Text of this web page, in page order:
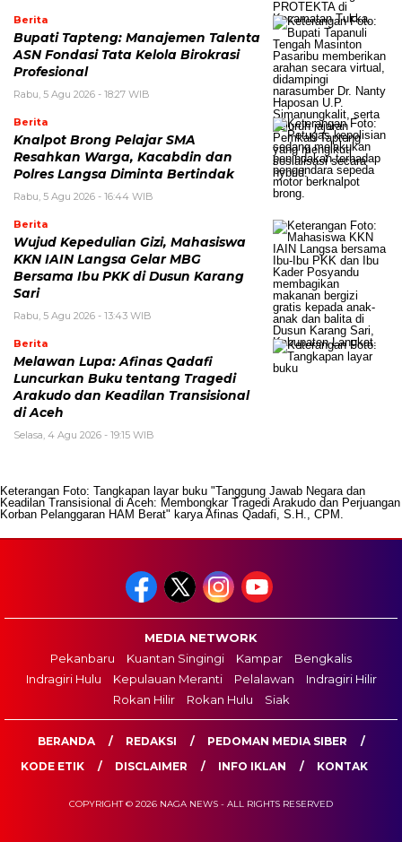
Berita
Bupati Tapteng: Manajemen Talenta
ASN Fondasi Tata Kelola Birokrasi
Profesional
Rabu, 5 Agu 2026 - 18:27 WIB
Berita
Knalpot Brong Pelajar SMA
Resahkan Warga, Kacabdin dan
Polres Langsa Diminta Bertindak
Rabu, 5 Agu 2026 - 16:44 WIB
Berita
Wujud Kepedulian Gizi, Mahasiswa
KKN IAIN Langsa Gelar MBG
Bersama Ibu PKK di Dusun Karang
Sari
Rabu, 5 Agu 2026 - 13:43 WIB
Berita
Melawan Lupa: Afinas Qadafi
Luncurkan Buku tentang Tragedi
Arakudo dan Keadilan Transisional
di Aceh
Selasa, 4 Agu 2026 - 19:15 WIB
Keterangan Foto: Tangkapan layar buku "Tanggung Jawab Negara dan
Keadilan Transisional di Aceh: Membongkar Tragedi Arakudo dan Perjuangan
Korban Pelanggaran HAM Berat" karya Afinas Qadafi, S.H., CPM.
MEDIA NETWORK
Pekanbaru
Kuantan Singingi Kampar
Bengkalis
Indragiri Hulu
Kepulauan Meranti Pelalawan
Indragiri Hilir
Rokan Hilir
Rokan Hulu Siak
BERANDA REDAKSI
PEDOMAN MEDIA SIBER
KODE ETIK
DISCLAIMER INFO IKLAN KONTAK
COPYRIGHT © 2026 NAGA NEWS - ALL RIGHTS RESERVED